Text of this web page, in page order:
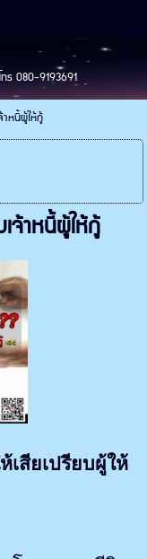
ทร 080-9193691
าหนี้ผู้ให้กู้
เจ้าหนี้ผู้ให้กู้
เสียเปรียบผู้ให้